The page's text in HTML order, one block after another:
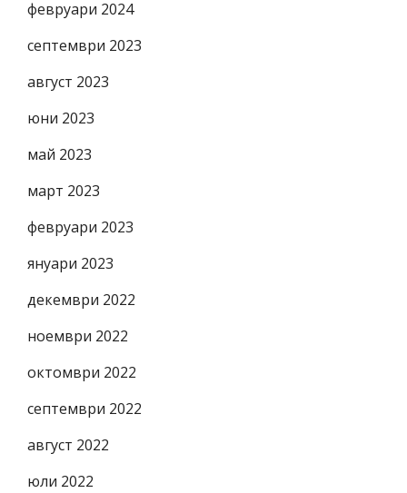
февруари 2024
септември 2023
август 2023
юни 2023
май 2023
март 2023
февруари 2023
януари 2023
декември 2022
ноември 2022
октомври 2022
септември 2022
август 2022
юли 2022